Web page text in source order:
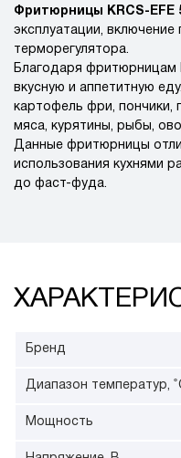
Фритюрницы KRCS-EFE
эксплуатации,
терморегулятора.
Благодаря фритюрницам
вкусную и аппетитную
картофель фри, пончики,
мяса, курятины, рыбы,
Данные фритюрницы
использования кухнями
до фаст-фуда.
Бренд
Диапазон температур,
Мощность